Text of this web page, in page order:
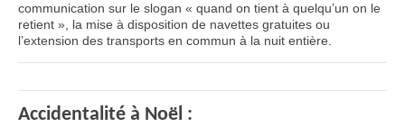
communication sur le slogan « quand on tient à quelqu’un on le
retient », la mise à disposition de navettes gratuites ou
l’extension des transports en commun à la nuit entière.
Accidentalité à Noël :